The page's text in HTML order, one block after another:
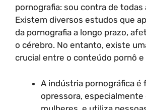
pornografia: sou contra de todas
Existem diversos estudos que
da pornografia a longo prazo,
o cérebro. No entanto, existe
crucial entre o conteúdo pornô e
A indústria pornográfica
opressora, especialmente